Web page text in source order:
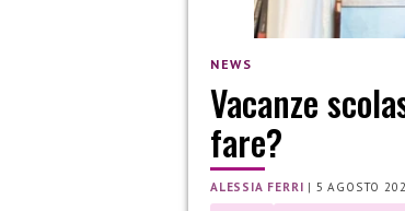
NEWS
Vacanze
fare?
ALESSIA FERRI | 5 AGOSTO